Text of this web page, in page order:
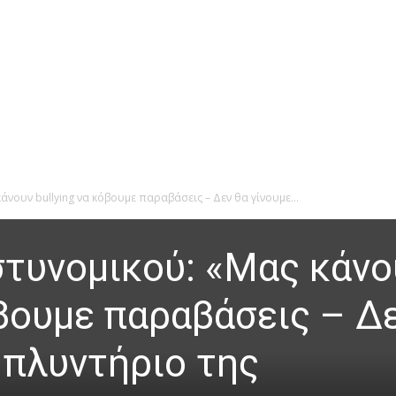
bullying να κόβουμε παραβάσεις – Δεν θα γίνουμε...
«Μας
παραβάσεις –
της